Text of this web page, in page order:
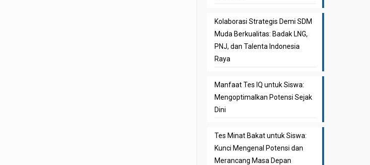
Kolaborasi Strategis Demi SDM
Muda Berkualitas: Badak LNG,
PNJ, dan Talenta Indonesia
Raya
Manfaat Tes IQ untuk Siswa:
Mengoptimalkan Potensi Sejak
Dini
Tes Minat Bakat untuk Siswa:
Kunci Mengenal Potensi dan
Merancang Masa Depan